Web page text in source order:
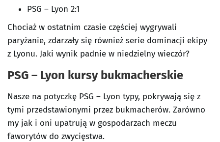
PSG – Lyon 2:1
Chociaż w ostatnim czasie częściej wygrywali
paryżanie, zdarzały się również serie dominacji ekipy
z Lyonu. Jaki wynik padnie w niedzielny wieczór?
PSG – Lyon kursy bukmacherskie
Nasze na potyczkę PSG – Lyon typy, pokrywają się z
tymi przedstawionymi przez bukmacherów. Zarówno
my jak i oni upatrują w gospodarzach meczu
faworytów do zwycięstwa.